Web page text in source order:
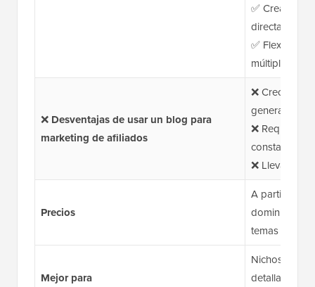
✅ Crea una
directamente
✅
múltiples
❌ Desventajas de usar un blog para
marketing de afiliados
❌
generar tu
❌ Requiere
constante
❌ Lleva
Precios
A partir de
dominio; los
temas o
Mejor para
Nichos que
detallado,